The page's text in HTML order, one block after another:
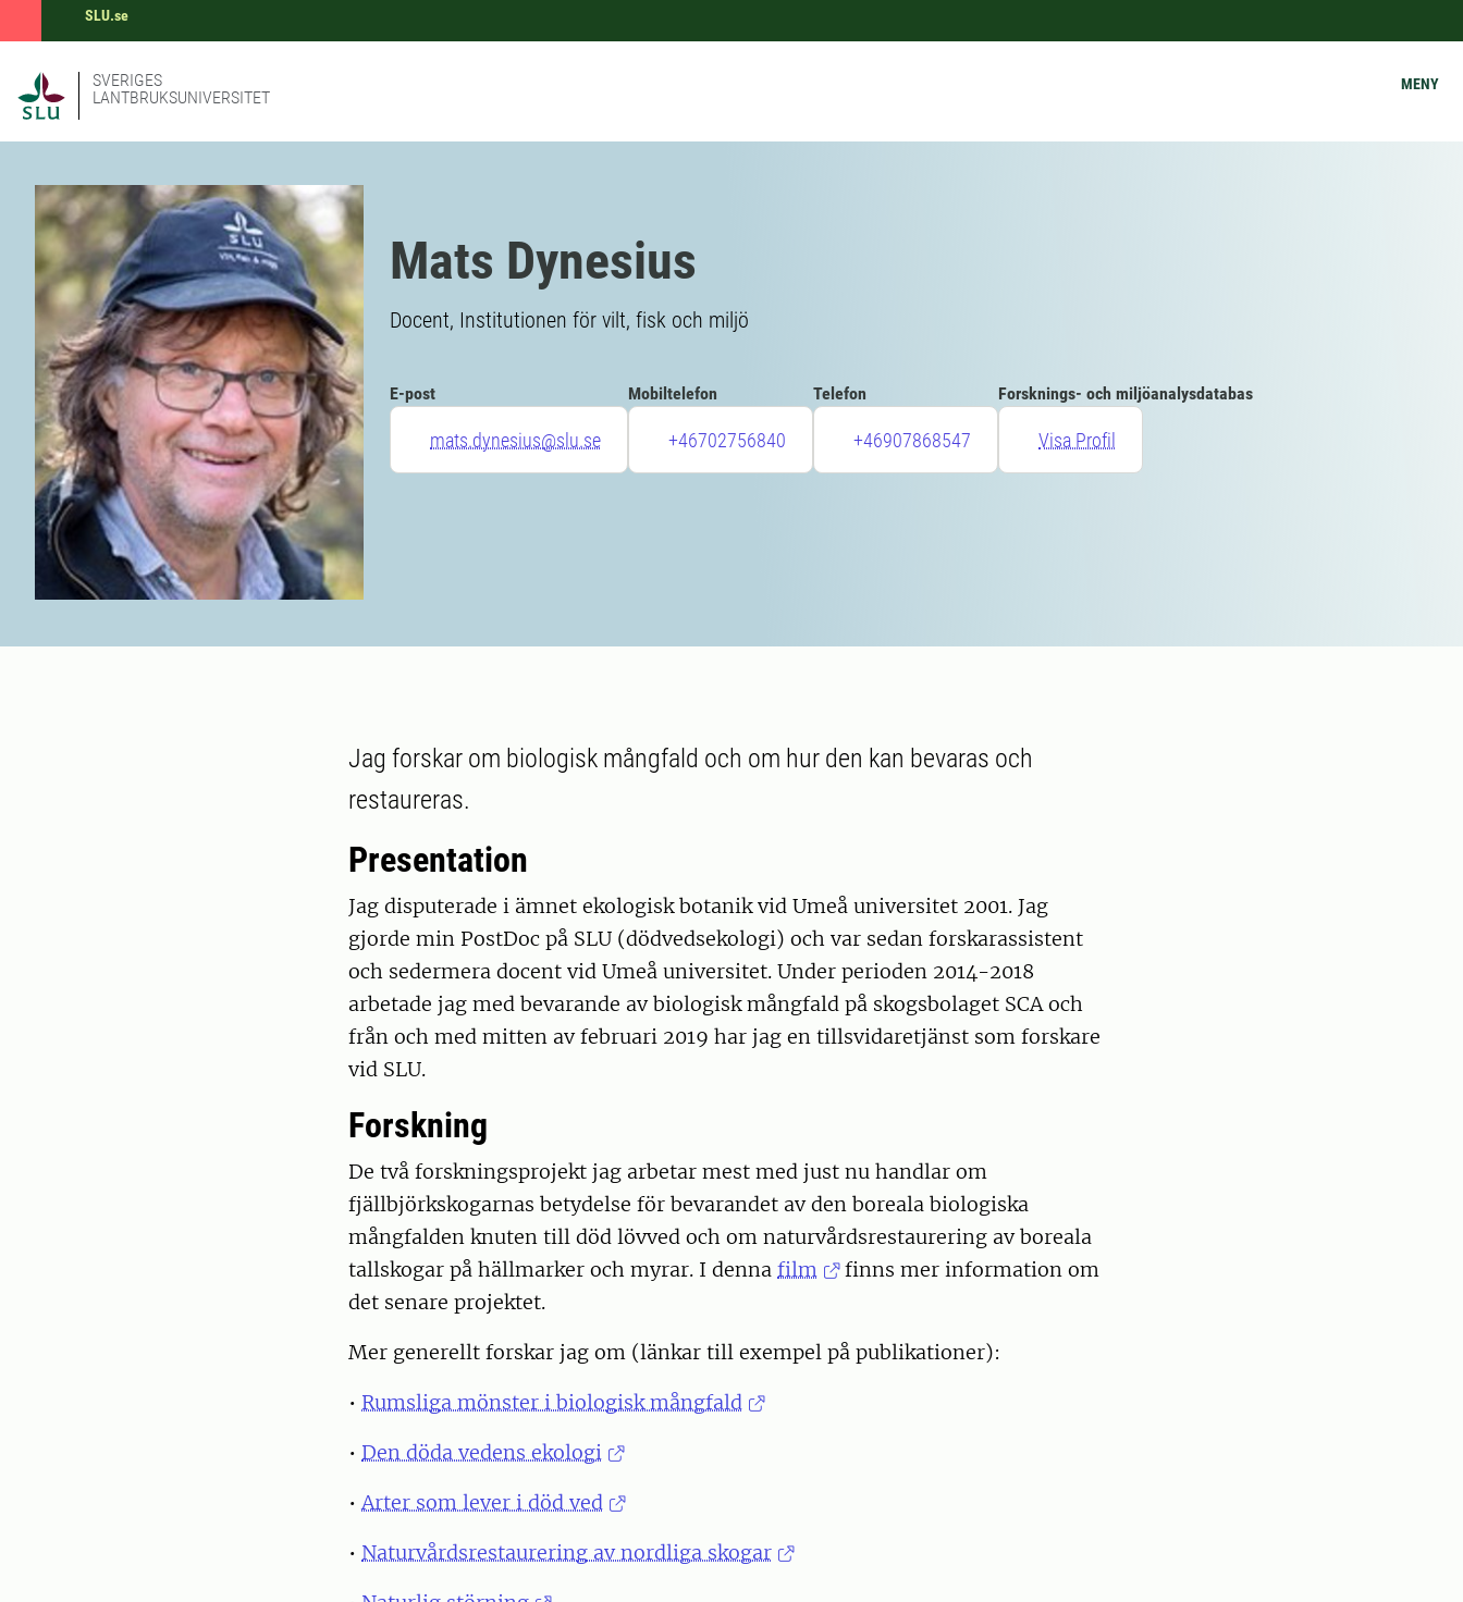
SLU.se
SVERIGES
LANTBRUKSUNIVERSITET
MENY
Mats Dynesius
Docent, Institutionen för vilt, fisk och miljö
E-post
mats.dynesius@slu.se
Mobiltelefon
+46702756840
Telefon
+46907868547
Forsknings- och miljöanalysdatabas
Visa Profil
Jag forskar om biologisk mångfald och om hur den kan bevaras och
restaureras.
Presentation
Jag disputerade i ämnet ekologisk botanik vid Umeå universitet 2001. Jag
gjorde min PostDoc på SLU (dödvedsekologi) och var sedan forskarassistent
och sedermera docent vid Umeå universitet. Under perioden 2014-2018
arbetade jag med bevarande av biologisk mångfald på skogsbolaget SCA och
från och med mitten av februari 2019 har jag en tillsvidaretjänst som forskare
vid SLU.
Forskning
De två forskningsprojekt jag arbetar mest med just nu handlar om
fjällbjörkskogarnas betydelse för bevarandet av den boreala biologiska
mångfalden knuten till död lövved och om naturvårdsrestaurering av boreala
tallskogar på hällmarker och myrar. I denna film
finns mer information om
det senare projektet.
Mer generellt forskar jag om (länkar till exempel på publikationer):
• Rumsliga mönster i biologisk mångfald
• Den döda vedens ekologi
•Arter som lever i död ved
• Naturvårdsrestaurering av nordliga skogar